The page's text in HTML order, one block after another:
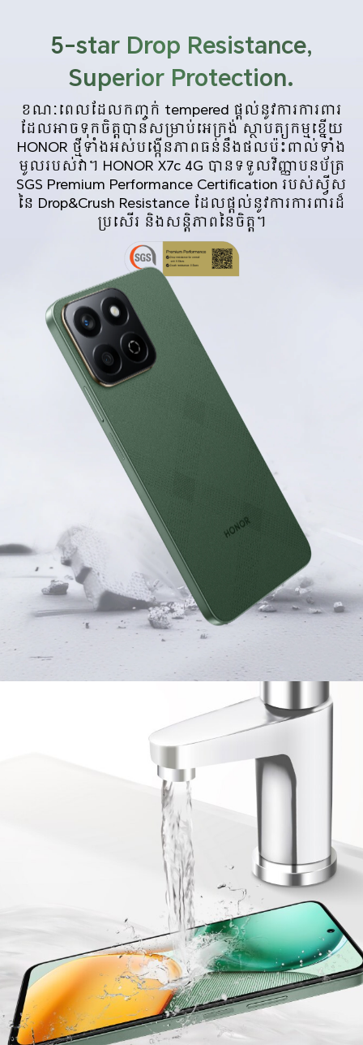
5-star Drop Resistance,
Superior Protection.
ខណៈពេលដែលកញ្ចក់ tempered ផ្តល់នូវការការពារ
ដែលអាចទុកចិត្តបានសម្រាប់អេក្រង់ ស្ថាបត្យកម្មខ្នើយ
HONOR ថ្មីទាំងអស់បង្កើនភាពធន់នឹងផលប៉ះពាល់ទាំង
មូលរបស់វា។ HONOR X7c 4G បានទទួលវិញ្ញាបនប័ត្រ
SGS Premium Performance Certification របស់ស្វីស
នៃ Drop&Crush Resistance ដែលផ្តល់នូវការការពារដ៏
ប្រសើរ និងសន្តិភាពនៃចិត្ត។